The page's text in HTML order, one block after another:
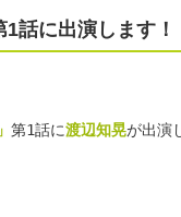
話に出演します！
第1話に渡辺知晃が出演